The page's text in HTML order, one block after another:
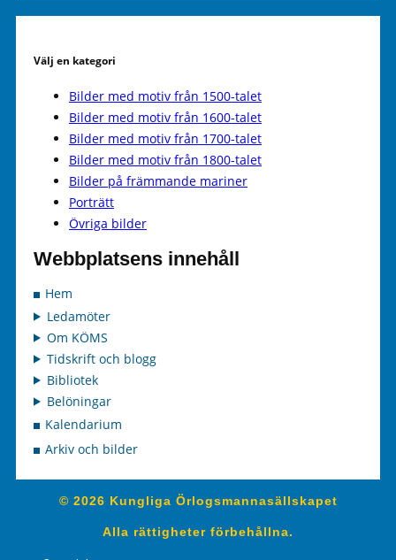
Välj en kategori
Bilder med motiv från 1500-talet
Bilder med motiv från 1600-talet
Bilder med motiv från 1700-talet
Bilder med motiv från 1800-talet
Bilder på främmande mariner
Porträtt
Övriga bilder
Webbplatsens innehåll
Hem
Ledamöter
Om KÖMS
Tidskrift och blogg
Bibliotek
Belöningar
Kalendarium
Arkiv och bilder
© 2026 Kungliga Örlogsmannasällskapet
Alla rättigheter förbehållna.